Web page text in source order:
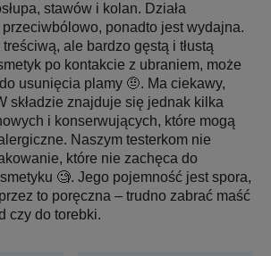
stawów i kolan. Działa
ponadto jest wydajna.
ale bardzo gęstą i tłustą
po kontakcie z ubraniem, może
usunięcia plamy 🤨. Ma ciekawy,
składzie znajduje się jednak kilka
i konserwujących, które mogą
Naszym testerkom nie
które nie zachęca do
🧐. Jego pojemność jest spora,
to poręczna – trudno zabrać maść
czy do torebki.